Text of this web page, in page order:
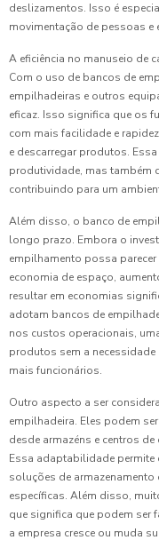
deslizamentos. Isso é
movimentação de pessoas e
A eficiência no manuseio de
Com o uso de bancos de
empilhadeiras e outros
eficaz. Isso significa que os
com mais facilidade e
e descarregar produtos.
produtividade, mas também
contribuindo para um
Além disso, o banco de
longo prazo. Embora o
empilhamento possa
economia de espaço,
resultar em economias
adotam bancos de
nos custos operacionais,
produtos sem a
mais funcionários.
Outro aspecto a ser
empilhadeira. Eles podem
desde armazéns e centros
Essa adaptabilidade permite
soluções de
específicas. Além disso,
que significa que podem ser
a empresa cresce ou muda